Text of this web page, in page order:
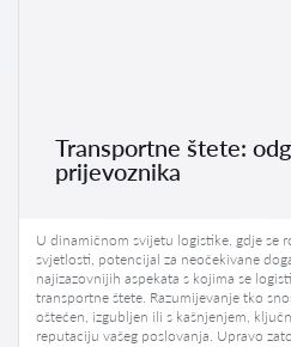
Transportne štete:
prijevoznika
U dinamičnom svijetu logistike, gdje se
svjetlosti, potencijal za neočekivane
najizazovnijih aspekata s kojima se
transportne štete. Razumijevanje tko
oštećen, izgubljen ili s kašnjenjem,
reputaciju vašeg poslovanja. Upravo